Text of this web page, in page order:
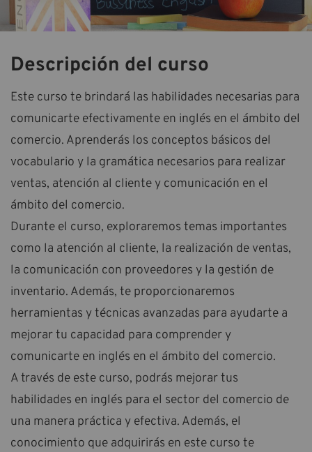
Descripción del curso
Este curso te brindará las habilidades necesarias para
comunicarte efectivamente en inglés en el ámbito del
comercio. Aprenderás los conceptos básicos del
vocabulario y la gramática necesarios para realizar
ventas, atención al cliente y comunicación en el
ámbito del comercio.
Durante el curso, exploraremos temas importantes
como la atención al cliente, la realización de ventas,
la comunicación con proveedores y la gestión de
inventario. Además, te proporcionaremos
herramientas y técnicas avanzadas para ayudarte a
mejorar tu capacidad para comprender y
comunicarte en inglés en el ámbito del comercio.
A través de este curso, podrás mejorar tus
habilidades en inglés para el sector del comercio de
una manera práctica y efectiva. Además, el
conocimiento que adquirirás en este curso te